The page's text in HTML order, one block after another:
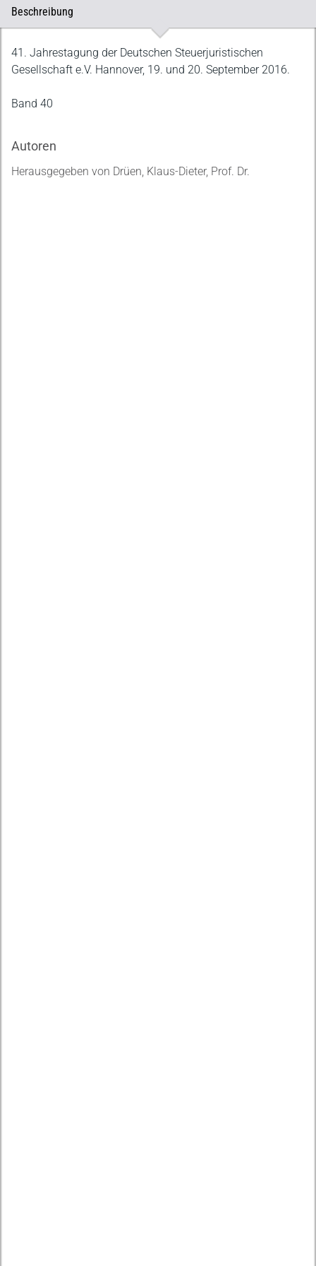
Beschreibung
Beschreibung
41. Jahrestagung der Deutschen Steuerjuristischen
Gesellschaft e.V. Hannover, 19. und 20. September 2016.
Band 40
Autoren
Herausgegeben von Drüen, Klaus-Dieter, Prof. Dr.